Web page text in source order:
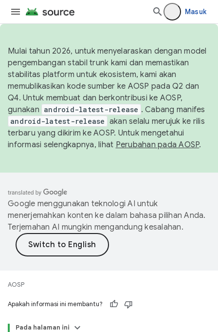
Masuk
Mulai tahun 2026, untuk menyelaraskan dengan model
pengembangan stabil trunk kami dan memastikan
stabilitas platform untuk ekosistem, kami akan
memublikasikan kode sumber ke AOSP pada Q2 dan
Q4. Untuk membuat dan berkontribusi ke AOSP,
gunakan android-latest-release . Cabang manifes
android-latest-release akan selalu merujuk ke rilis
terbaru yang dikirim ke AOSP. Untuk mengetahui
informasi selengkapnya, lihat Perubahan pada AOSP.
Google menggunakan teknologi AI untuk
menerjemahkan konten ke dalam bahasa pilihan Anda.
Terjemahan AI mungkin mengandung kesalahan.
AOSP
Apakah informasi ini membantu?
Pada halaman ini